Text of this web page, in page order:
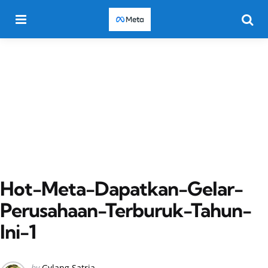
Hot-Meta-Dapatkan-Gelar-
Perusahaan-Terburuk-Tahun-
Ini-1